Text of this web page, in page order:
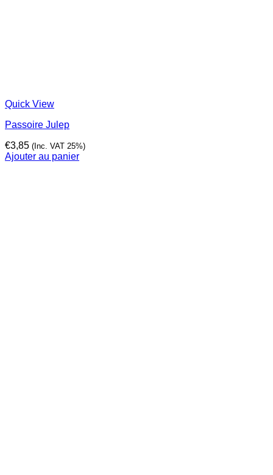
Quick View
Passoire Julep
€3,85 (Inc. VAT 25%)
Ajouter au panier